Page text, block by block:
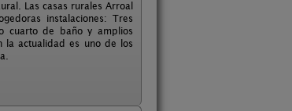
Las casas rurales Arroal
instalaciones: Tres
cuarto de baño y amplios
la actualidad es uno de los